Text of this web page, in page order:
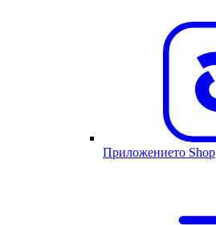
Приложението Shop